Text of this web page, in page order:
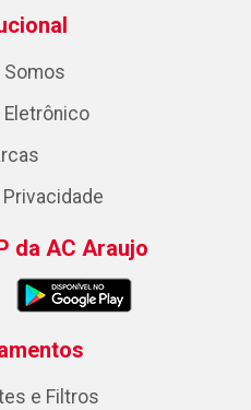
Somos
Eletrônico
da AC Araujo
e Filtros